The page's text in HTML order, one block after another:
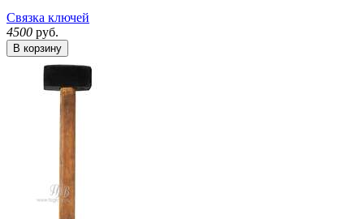
Связка ключей
4500 руб.
В корзину